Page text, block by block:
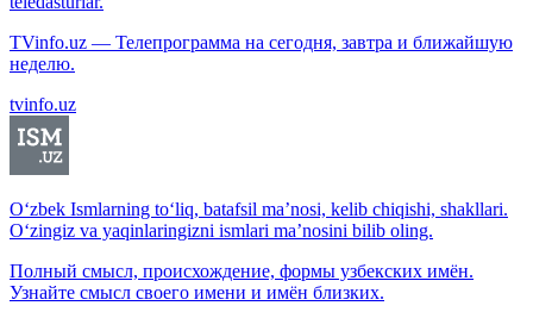
TVinfo.uz — Телепрограмма на сегодня, завтра и ближайшую
неделю.
tvinfo.uz
O‘zbek Ismlarning to‘liq, batafsil ma’nosi, kelib chiqishi, shakllari.
O‘zingiz va yaqinlaringizni ismlari ma’nosini bilib oling.
Полный смысл, происхождение, формы узбекских имён.
Узнайте смысл своего имени и имён близких.